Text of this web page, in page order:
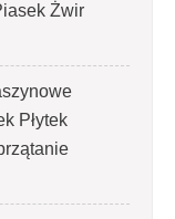
Żwir
Płytek